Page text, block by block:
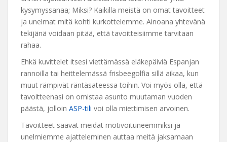
kysymyssanaa; Miksi? Kaikilla meistä on omat tavoitteet
ja unelmat mitä kohti kurkottelemme. Ainoana yhtevänä
tekijänä voidaan pitää, että tavoitteisiimme tarvitaan
rahaa.
Ehkä kuvittelet itsesi viettämässä eläkepäiviä Espanjan
rannoilla tai heittelemässä frisbeegolfia sillä aikaa, kun
muut rämpivät räntäsateessa töihin. Voi myös olla, että
tavoitteenasi on omistaa asunto muutaman vuoden
päästä, jolloin ASP-tili voi olla miettimisen arvoinen.
Tavoitteet saavat meidät motivoituneemmiksi ja
unelmiemme ajatteleminen auttaa meitä jaksamaan